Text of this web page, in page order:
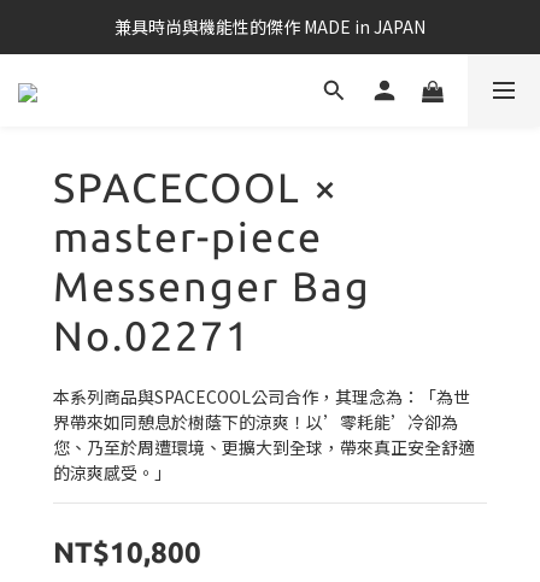
兼具時尚與機能性的傑作 MADE in JAPAN
SPACECOOL ×
master-piece
Messenger Bag
No.02271
本系列商品與SPACECOOL公司合作，其理念為：「為世
界帶來如同憩息於樹蔭下的涼爽！以’零耗能’冷卻為
您、乃至於周遭環境、更擴大到全球，帶來真正安全舒適
的涼爽感受。」
NT$10,800